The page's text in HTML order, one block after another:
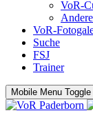
VoR-
VoR-
Suche
FSJ
Trainer
Mobile Menu Toggle